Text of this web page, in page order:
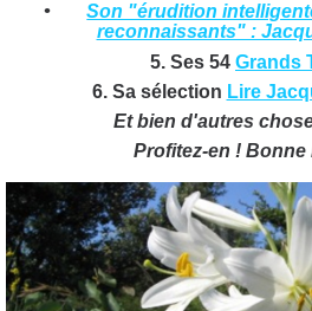
•
Son "érudition
reconnaissants" :
5. Ses 54 Grands
6. Sa sélection Lire
Et bien d'autres
Profitez-en ! Bonne